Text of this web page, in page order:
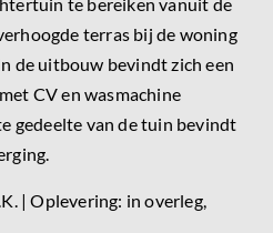
te bereiken vanuit de
terras bij de woning
de uitbouw bevindt zich een
CV en wasmachine
gedeelte van de tuin bevindt
| Oplevering: in overleg,